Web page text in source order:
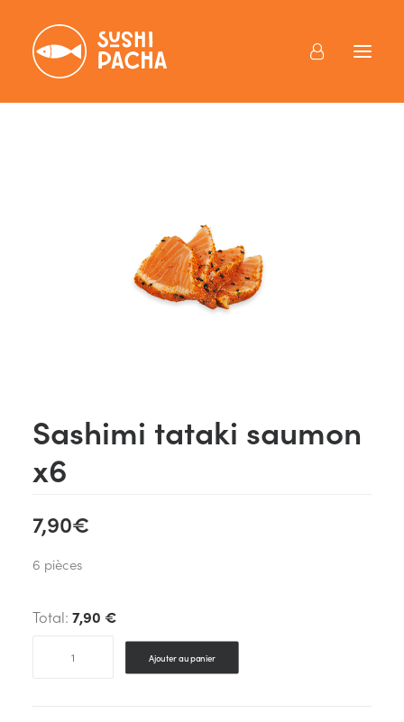
Sashimi tataki saumon
x6
7,90€
6 pièces
Total: 7,90 €
Ajouter au panier